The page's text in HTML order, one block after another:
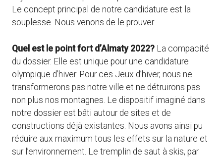
Le concept principal de notre candidature est la
souplesse. Nous venons de le prouver.
Quel est le point fort d’Almaty 2022? La compacité
du dossier. Elle est unique pour une candidature
olympique d’hiver. Pour ces Jeux d’hiver, nous ne
transformerons pas notre ville et ne détruirons pas
non plus nos montagnes. Le dispositif imaginé dans
notre dossier est bâti autour de sites et de
constructions déjà existantes. Nous avons ainsi pu
réduire aux maximum tous les effets sur la nature et
sur l’environnement. Le tremplin de saut à skis, par